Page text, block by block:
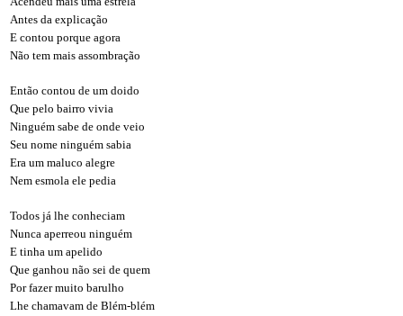
Antes da explicação
E contou porque agora
Não tem mais assombração
Então contou de um doido
Que pelo bairro vivia
Ninguém sabe de onde veio
Seu nome ninguém sabia
Era um maluco alegre
Nem esmola ele pedia
Todos já lhe conheciam
Nunca aperreou ninguém
E tinha um apelido
Que ganhou não sei de quem
Por fazer muito barulho
Lhe chamavam de Blém-blém